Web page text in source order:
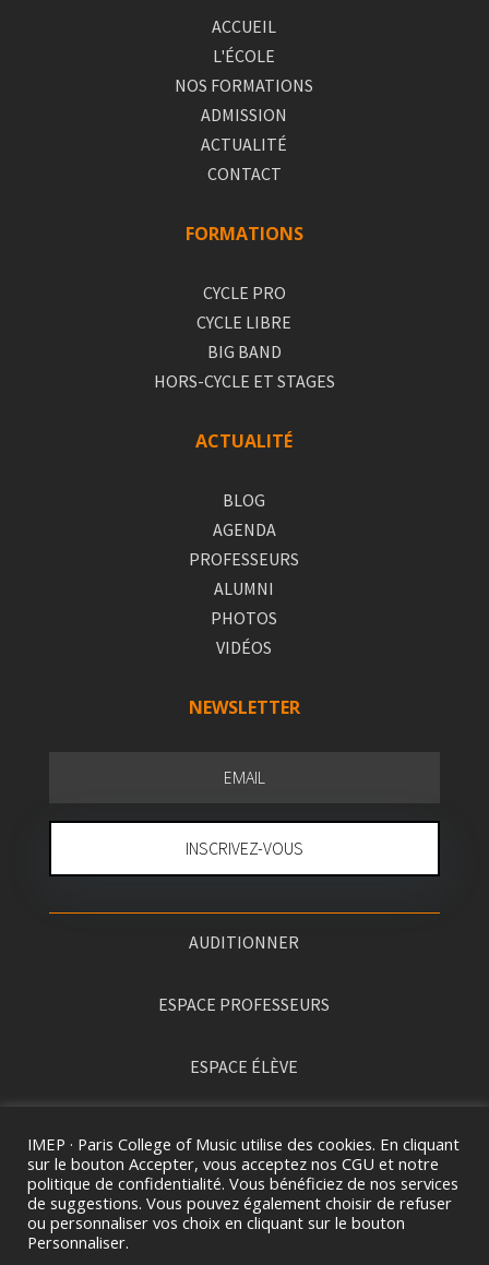
ACCUEIL
L'ÉCOLE
NOS FORMATIONS
ADMISSION
ACTUALITÉ
CONTACT
FORMATIONS
CYCLE PRO
CYCLE LIBRE
BIG BAND
HORS-CYCLE ET STAGES
ACTUALITÉ
BLOG
AGENDA
PROFESSEURS
ALUMNI
PHOTOS
VIDÉOS
NEWSLETTER
INSCRIVEZ-VOUS
AUDITIONNER
ESPACE PROFESSEURS
ESPACE ÉLÈVE
IMEP · Paris College of Music utilise des cookies. En cliquant
sur le bouton Accepter, vous acceptez nos CGU et notre
politique de confidentialité. Vous bénéficiez de nos services
de suggestions. Vous pouvez également choisir de refuser
ou personnaliser vos choix en cliquant sur le bouton
Personnaliser.